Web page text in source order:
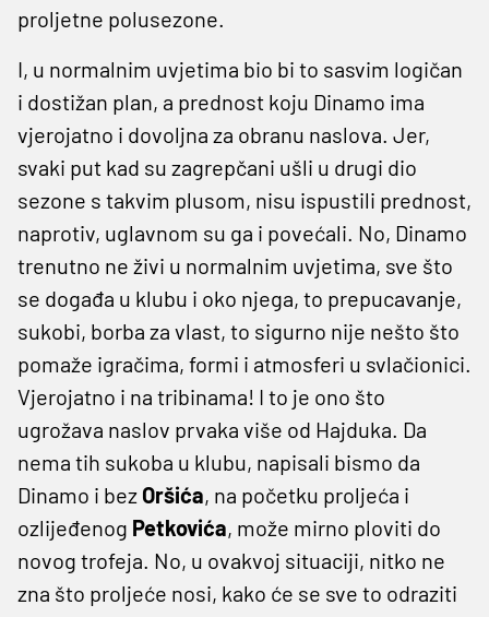
proljetne polusezone.
I, u normalnim uvjetima bio bi to sasvim logičan
i dostižan plan, a prednost koju Dinamo ima
vjerojatno i dovoljna za obranu naslova. Jer,
svaki put kad su zagrepčani ušli u drugi dio
sezone s takvim plusom, nisu ispustili prednost,
naprotiv, uglavnom su ga i povećali. No, Dinamo
trenutno ne živi u normalnim uvjetima, sve što
se događa u klubu i oko njega, to prepucavanje,
sukobi, borba za vlast, to sigurno nije nešto što
pomaže igračima, formi i atmosferi u svlačionici.
Vjerojatno i na tribinama! I to je ono što
ugrožava naslov prvaka više od Hajduka. Da
nema tih sukoba u klubu, napisali bismo da
Dinamo i bez Oršića, na početku proljeća i
ozlijeđenog Petkovića, može mirno ploviti do
novog trofeja. No, u ovakvoj situaciji, nitko ne
zna što proljeće nosi, kako će se sve to odraziti